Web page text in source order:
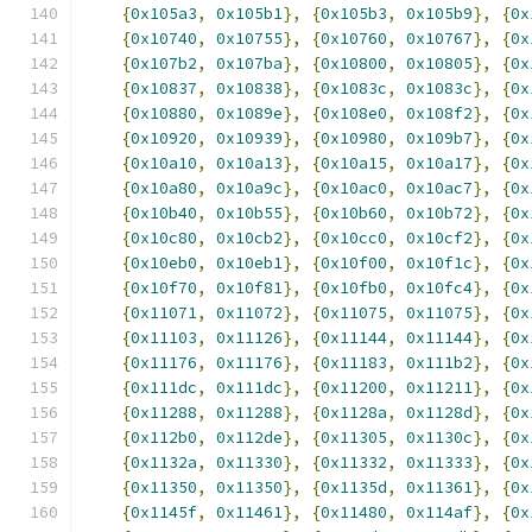
{0x105a3, 0x105b1}, {0x105b3, 0x105b9}, {
{0x10740, 0x10755}, {0x10760, 0x10767}, {
{0x107b2, 0x107ba}, {0x10800, 0x10805}, {
{0x10837, 0x10838}, {0x1083c, 0x1083c}, {
{0x10880, 0x1089e}, {0x108e0, 0x108f2}, {
{0x10920, 0x10939}, {0x10980, 0x109b7}, {
{0x10a10, 0x10a13}, {0x10a15, 0x10a17}, {
{0x10a80, 0x10a9c}, {0x10ac0, 0x10ac7}, {
{0x10b40, 0x10b55}, {0x10b60, 0x10b72}, {
{0x10c80, 0x10cb2}, {0x10cc0, 0x10cf2}, {
{0x10eb0, 0x10eb1}, {0x10f00, 0x10f1c}, {
{0x10f70, 0x10f81}, {0x10fb0, 0x10fc4}, {
{0x11071, 0x11072}, {0x11075, 0x11075}, {
{0x11103, 0x11126}, {0x11144, 0x11144}, {
{0x11176, 0x11176}, {0x11183, 0x111b2}, {
{0x111dc, 0x111dc}, {0x11200, 0x11211}, {
{0x11288, 0x11288}, {0x1128a, 0x1128d}, {
{0x112b0, 0x112de}, {0x11305, 0x1130c}, {
{0x1132a, 0x11330}, {0x11332, 0x11333}, {
{0x11350, 0x11350}, {0x1135d, 0x11361}, {
{0x1145f, 0x11461}, {0x11480, 0x114af}, {